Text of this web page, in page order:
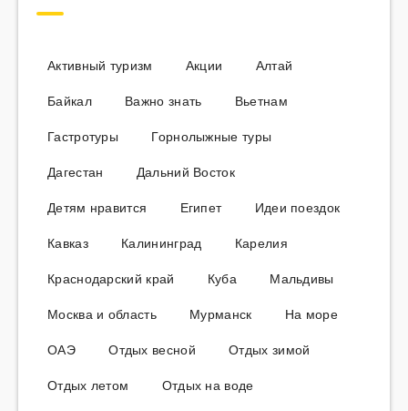
Активный туризм Акции
Алтай
Байкал
Важно знать
Вьетнам
Гастротуры
Горнолыжные туры
Дагестан
Дальний Восток
Детям нравится
Египет
Идеи поездок
Кавказ
Калининград
Карелия
Краснодарский край
Куба
Мальдивы
Москва и область
Мурманск
На море
ОАЭ
Отдых весной
Отдых зимой
Отдых летом
Отдых на воде